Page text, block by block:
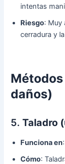
intentas
Riesgo: Muy
cerradura y
daños)
5.Taladro
Funciona en
Cómo: